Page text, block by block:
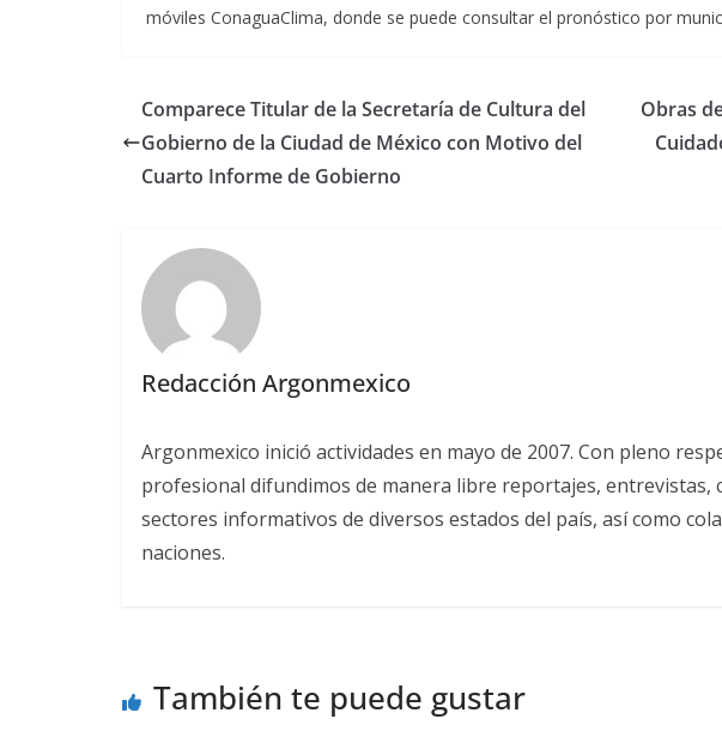
móviles ConaguaClima, donde se puede consultar el pronóstico por
Comparece Titular de la Secretaría de Cultura del
Gobierno de la Ciudad de México con Motivo del
Cuarto Informe de Gobierno
Obras
Redacción Argonmexico
Argonmexico inició actividades en mayo de 2007. Con pleno
profesional difundimos de manera libre reportajes, entrevistas,
sectores informativos de diversos estados del país, así como
naciones.
También te puede gustar